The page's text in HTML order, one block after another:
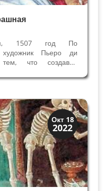
1507 год По
художник Пьеро ди
что создавал
Флоренции. Одно из
Окт 18
2022